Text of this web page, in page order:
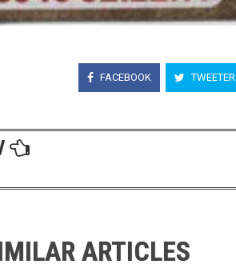
FACEBOOK TWEETER
ARTICLES